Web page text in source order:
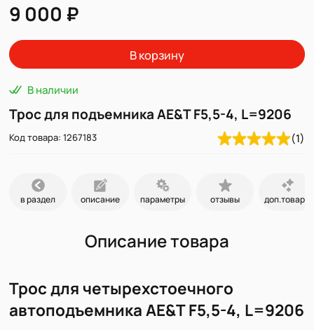
9 000 ₽
В корзину
В наличии
Трос для подъемника AE&T F5,5-4, L=9206
Код товара: 1267183 (1)
в раздел описание параметры отзывы доп.товары
Описание товара
Трос для четырехстоечного
автоподъемника AE&T F5,5-4, L=9206